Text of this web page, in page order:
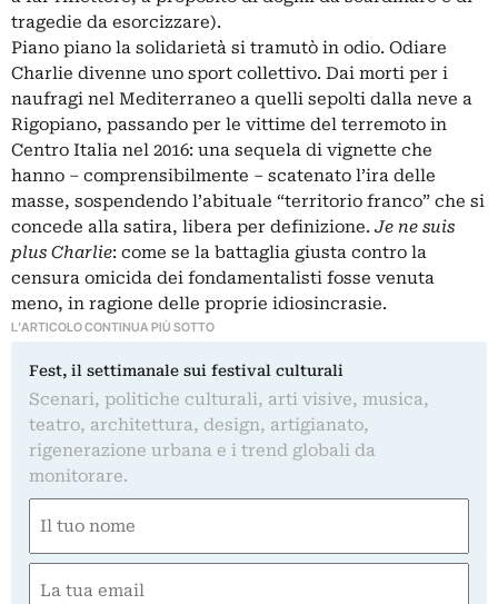
tragedie da esorcizzare).
Piano piano la solidarietà si tramutò in odio. Odiare
Charlie divenne uno sport collettivo. Dai morti per i
naufragi nel Mediterraneo a quelli sepolti dalla neve a
Rigopiano, passando per le vittime del terremoto in
Centro Italia nel 2016: una sequela di vignette che
hanno – comprensibilmente – scatenato l’ira delle
masse, sospendendo l’abituale “territorio franco” che si
concede alla satira, libera per definizione. Je ne suis
plus Charlie: come se la battaglia giusta contro la
censura omicida dei fondamentalisti fosse venuta
meno, in ragione delle proprie idiosincrasie.
L'ARTICOLO CONTINUA PIÙ SOTTO
Fest, il settimanale sui festival culturali
Scenari, politiche culturali, arti visive, musica,
teatro, architettura, design, artigianato,
rigenerazione urbana e i trend globali da
monitorare.
(Required)
First
(Required)